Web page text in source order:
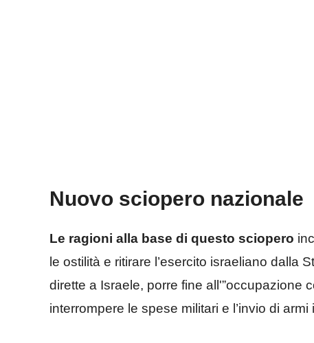
Nuovo sciopero nazionale
Le ragioni alla base di questo sciopero
le ostilità e ritirare l’esercito israeliano dalla
dirette a Israele, porre fine all'”occupazione
interrompere le spese militari e l’invio di armi